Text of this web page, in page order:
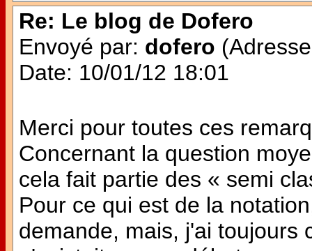
Re: Le blog de Dofero
Envoyé par: dofero
Date: 10/01/12 18:01
Merci pour toutes ces
Concernant la question
cela fait partie des « semi
Pour ce qui est de la
demande, mais, j'ai toujours